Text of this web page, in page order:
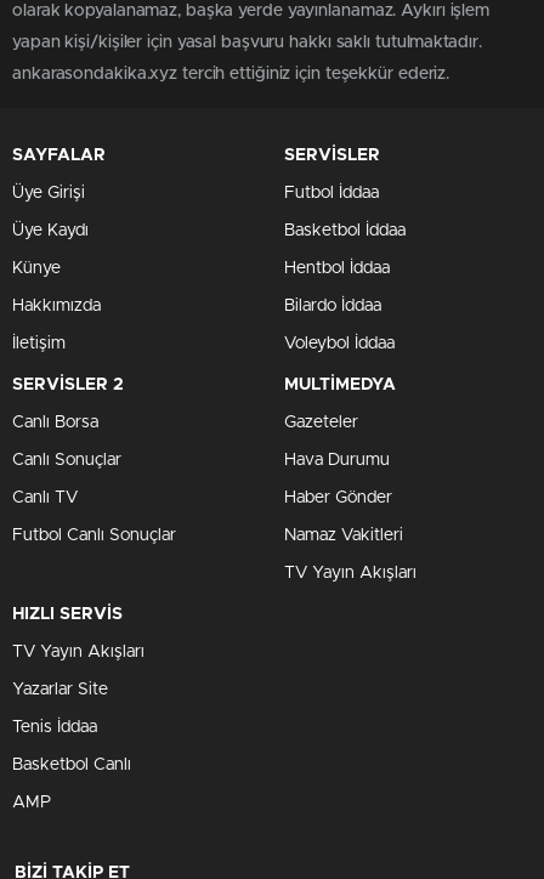
olarak kopyalanamaz, başka yerde yayınlanamaz. Aykırı işlem
yapan kişi/kişiler için yasal başvuru hakkı saklı tutulmaktadır.
ankarasondakika.xyz tercih ettiğiniz için teşekkür ederiz.
SAYFALAR
Üye Girişi
Üye Kaydı
Künye
Hakkımızda
İletişim
SERVİSLER
Futbol İddaa
Basketbol İddaa
Hentbol İddaa
Bilardo İddaa
Voleybol İddaa
SERVİSLER 2
Canlı Borsa
Canlı Sonuçlar
Canlı TV
Futbol Canlı Sonuçlar
MULTİMEDYA
Gazeteler
Hava Durumu
Haber Gönder
Namaz Vakitleri
TV Yayın Akışları
HIZLI SERVİS
TV Yayın Akışları
Yazarlar Site
Tenis İddaa
Basketbol Canlı
AMP
BİZİ TAKİP ET